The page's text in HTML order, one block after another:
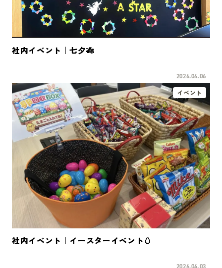
社内イベント｜七夕🎋
2026.04.06
イベント
社内イベント｜イースターイベント🥚